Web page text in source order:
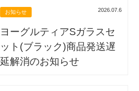
お知らせ 2026.07.6
ヨーグルティアSガラスセ
ット(ブラック)商品発送遅
延解消のお知らせ